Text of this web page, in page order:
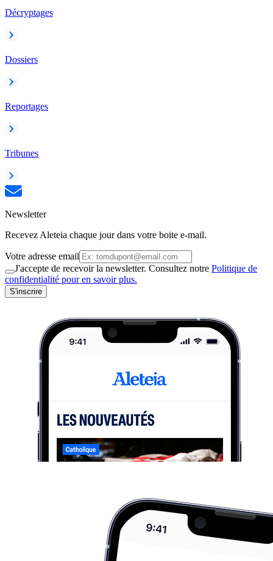
Décryptages
Dossiers
Reportages
Tribunes
Newsletter
Recevez Aleteia chaque jour dans votre boite e-mail.
Votre adresse email
J'accepte de recevoir la newsletter. Consultez notre Politique de
confidentialité pour en savoir plus.
S'inscrire